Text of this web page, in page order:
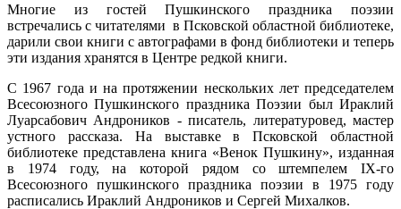
Многие из гостей Пушкинского праздника поэзии
встречались с читателями в Псковской областной библиотеке,
дарили свои книги с автографами в фонд библиотеки и теперь
эти издания хранятся в Центре редкой книги.
С 1967 года и на протяжении нескольких лет председателем
Всесоюзного Пушкинского праздника Поэзии был Ираклий
Луарсабович Андроников - писатель, литературовед, мастер
устного рассказа. На выставке в Псковской областной
библиотеке представлена книга «Венок Пушкину», изданная
в 1974 году, на которой рядом со штемпелем IX-го
Всесоюзного пушкинского праздника поэзии в 1975 году
расписались Ираклий Андроников и Сергей Михалков.